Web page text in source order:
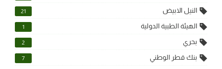
النيل الابيض 21
الهيئة الطبية الدولية 1
بحري 2
بنك قطر الوطني 7